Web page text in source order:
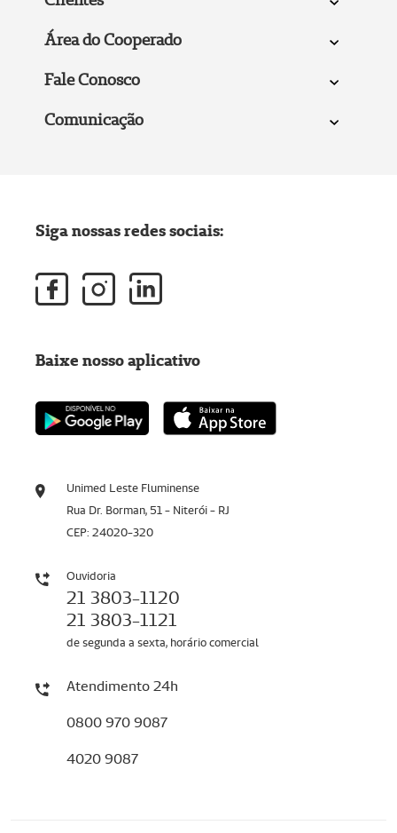
Área do Cooperado
Fale Conosco
Comunicação
Unimed Leste Fluminense
Rua Dr. Borman, 51 - Niterói - RJ
CEP: 24020-320
Ouvidoria
21 3803-1120
21 3803-1121
de segunda a sexta, horário comercial
Atendimento 24h
0800 970 9087
4020 9087
Siga nossas redes sociais:
Baixe nosso aplicativo